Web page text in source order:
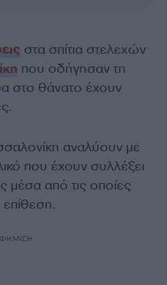
στα σπίτια στελεχών
που οδήγησαν τη
στο θάνατο έχουν
αναλύουν με
που έχουν συλλέξει
μέσα από τις οποίες
επίθεση.